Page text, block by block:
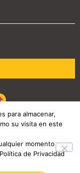
CRIPTO
para almacenar,
su visita en este
momento
de Privacidad